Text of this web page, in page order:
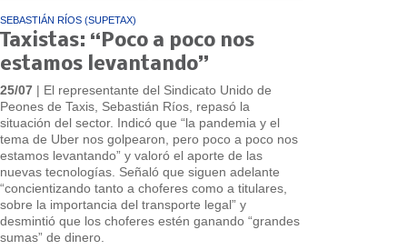
SEBASTIÁN RÍOS (SUPETAX)
Taxistas: “Poco a poco nos
estamos levantando”
25/07 | El representante del Sindicato Unido de
Peones de Taxis, Sebastián Ríos, repasó la
situación del sector. Indicó que “la pandemia y el
tema de Uber nos golpearon, pero poco a poco nos
estamos levantando” y valoró el aporte de las
nuevas tecnologías. Señaló que siguen adelante
“concientizando tanto a choferes como a titulares,
sobre la importancia del transporte legal” y
desmintió que los choferes estén ganando “grandes
sumas” de dinero.